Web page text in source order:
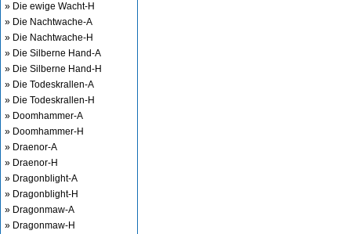
» Die ewige Wacht-H
» Die Nachtwache-A
» Die Nachtwache-H
» Die Silberne Hand-A
» Die Silberne Hand-H
» Die Todeskrallen-A
» Die Todeskrallen-H
» Doomhammer-A
» Doomhammer-H
» Draenor-A
» Draenor-H
» Dragonblight-A
» Dragonblight-H
» Dragonmaw-A
» Dragonmaw-H